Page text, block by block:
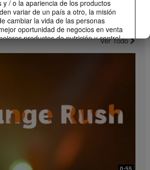
y / o la apariencia de los productos
variar de un país a otro, la misión
cambiar la vida de las personas
oportunidad de negocios en venta
productos de nutrición y control
personas (o ejemplos) descritos y no
tampoco representan una garantía de
Para obtener los datos de desempeño
más recientes aplicables a la
los testimonios de pérdidas de
digital
clientes y conocidos.
tu día con el nuevo Liftoff!
Ver Todo